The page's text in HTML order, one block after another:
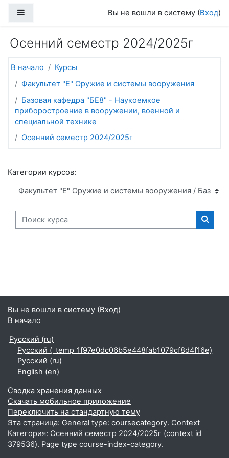
Вы не вошли в систему (Вход)
Осенний семестр 2024/2025г
В начало
Курсы
Факультет "Е" Оружие и системы вооружения
Базовая кафедра "БЕ8" - Наукоемкое
приборостроение в вооружении, военной и
специальной технике
Осенний семестр 2024/2025г
Категории курсов:
Поиск курса
Поиск
Вы не вошли в систему (Вход)
В начало
Русский ‎(ru)‎
Русский ‎(_temp_1f97e0dc06b5e448fab1079cf8d4f16e)‎
Русский ‎(ru)‎
English ‎(en)‎
Сводка хранения данных
Скачать мобильное приложение
Переключить на стандартную тему
Эта страница: General type: coursecategory. Context
Категория: Осенний семестр 2024/2025г (context id
379536). Page type course-index-category.